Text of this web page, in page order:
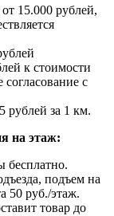
15.000 рублей,
к стоимости
согласование с
рублей за 1 км.
на этаж:
бесплатно.
подъем на
50 руб./этаж.
товар до